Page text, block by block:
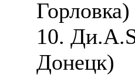
Горловка)
10.
Донецк)